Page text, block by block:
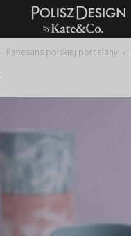
Renesans polskiej porcelany